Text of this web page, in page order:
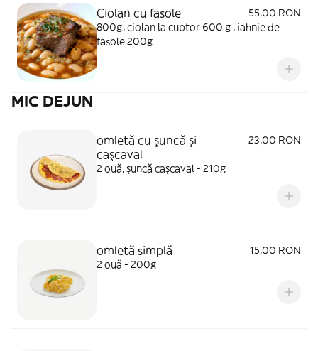
Ciolan cu fasole
55,00 RON
800g, ciolan la cuptor 600 g , iahnie de
fasole 200g
MIC DEJUN
omletă cu şuncă şi
caşcaval
23,00 RON
2 ouă, şuncă caşcaval - 210g
omletă simplă
15,00 RON
2 ouă - 200g